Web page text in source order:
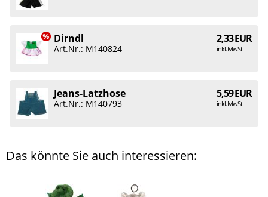
Dirndl 2,33 EUR
inkl. MwSt.
Art.Nr.: M140824
Jeans-Latzhose 5,59 EUR
inkl. MwSt.
Art.Nr.: M140793
Das könnte Sie auch interessieren: